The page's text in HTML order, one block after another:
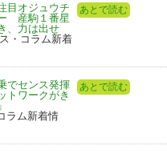
目オジュウチ
産駒１番星
、力は出せ
・コラム新着
あとで読む
でセンス発揮
トワークがき
ラム新着情
あとで読む